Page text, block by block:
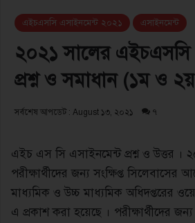
এইচএসসি এসাইনমেন্ট ২০২১ এসাইনমেন্ট
২০২১ সালের এইচএসসি
প্রশ্ন ও সমাধান (১ম ও ২য়
সর্বশেষ আপডেট : August ১৩, ২০২১ ৭
এইচ এস সি এসাইনমেন্ট প্রশ্ন ও উত্তর ।
পরীক্ষার্থীদের জন্য সংক্ষিপ্ত
মাধ্যমিক ও উচ্চ মাধ্যমিক অধিদপ্তরের
এ প্রকাশ করা হয়েছে । পরীক্ষার্থীদের